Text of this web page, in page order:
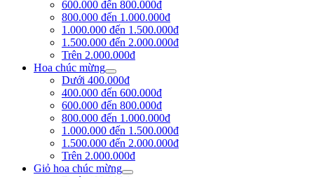
600.000 đến 800.000đ
800.000 đến 1.000.000đ
1.000.000 đến 1.500.000đ
1.500.000 đến 2.000.000đ
Trên 2.000.000đ
Hoa chúc mừng
Dưới 400.000đ
400.000 đến 600.000đ
600.000 đến 800.000đ
800.000 đến 1.000.000đ
1.000.000 đến 1.500.000đ
1.500.000 đến 2.000.000đ
Trên 2.000.000đ
Giỏ hoa chúc mừng